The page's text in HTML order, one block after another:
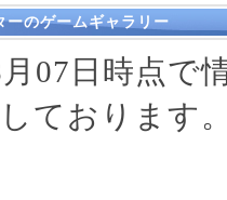
ーのゲームギャラリー
07日時点で
ております